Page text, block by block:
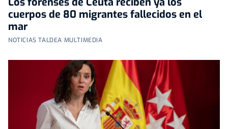
cuerpos de 80 migrantes fallecidos en el
mar
NOTICIAS TALDEA MULTIMEDIA